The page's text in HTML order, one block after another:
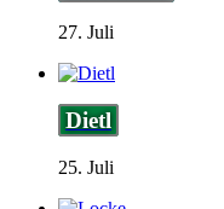
27. Juli
Dietl
25. Juli